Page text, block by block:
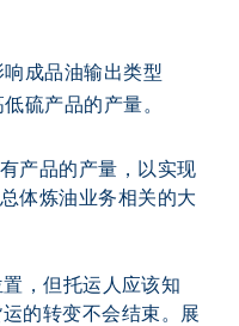
成品油输出类型
硫产品的产量。
产品的产量，以实现
体炼油业务相关的大
，但托运人应该知
的转变不会结束。展